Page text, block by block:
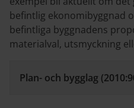
befintlig ekonomibyggnad
befintliga byggnadens
materialval, utsmyckning
Plan- och bygglag